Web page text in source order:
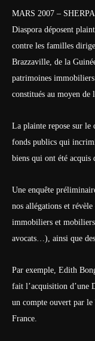
MARS 2007 –
Diaspora déposent
contre les familles
Brazzaville, de la
patrimoines immobiliers
constitués au moyen de
La plainte repose sur le
fonds publics qui
biens qui ont été acquis
Une enquête
nos allégations et
immobiliers et
avocats…), ainsi que
Par exemple, Edith
fait l’acquisition d’une
un compte ouvert par le
France.